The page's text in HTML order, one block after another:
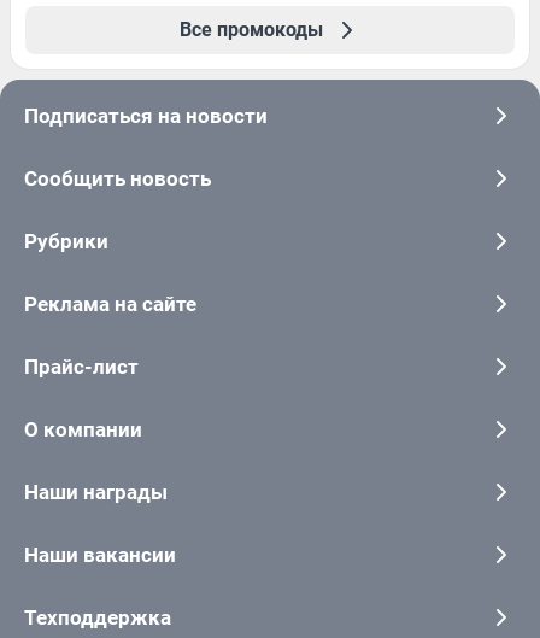
Все промокоды
Подписаться на новости
Сообщить новость
Рубрики
Реклама на сайте
Прайс-лист
О компании
Наши награды
Наши вакансии
Техподдержка